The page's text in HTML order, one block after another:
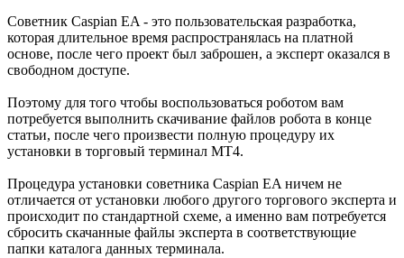
Советник Caspian EA - это пользовательская разработка,
которая длительное время распространялась на платной
основе, после чего проект был заброшен, а эксперт оказался в
свободном доступе.
Поэтому для того чтобы воспользоваться роботом вам
потребуется выполнить скачивание файлов робота в конце
статьи, после чего произвести полную процедуру их
установки в торговый терминал МТ4.
Процедура установки советника Caspian EA ничем не
отличается от установки любого другого торгового эксперта и
происходит по стандартной схеме, а именно вам потребуется
сбросить скачанные файлы эксперта в соответствующие
папки каталога данных терминала.